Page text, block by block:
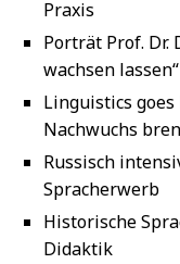
Praxis
Porträt Prof. Dr.
wachsen lassen“
Linguistics goes
Nachwuchs
Russisch
Spracherwerb
Historische
Didaktik